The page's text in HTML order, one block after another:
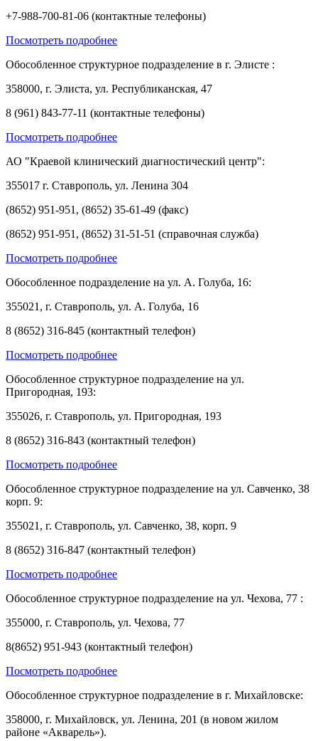
+7-988-700-81-06 (контактные телефоны)
Посмотреть подробнее
Обособленное структурное подразделение в г. Элисте :
358000, г. Элиста, ул. Республиканская, 47
8 (961) 843-77-11 (контактные телефоны)
Посмотреть подробнее
АО "Краевой клинический диагностический центр":
355017 г. Ставрополь, ул. Ленина 304
(8652) 951-951, (8652) 35-61-49 (факс)
(8652) 951-951, (8652) 31-51-51 (справочная служба)
Посмотреть подробнее
Обособленное подразделение на ул. А. Голуба, 16:
355021, г. Ставрополь, ул. А. Голуба, 16
8 (8652) 316-845 (контактный телефон)
Посмотреть подробнее
Обособленное структурное подразделение на ул.
Пригородная, 193:
355026, г. Ставрополь, ул. Пригородная, 193
8 (8652) 316-843 (контактный телефон)
Посмотреть подробнее
Обособленное структурное подразделение на ул. Савченко, 38
корп. 9:
355021, г. Ставрополь, ул. Савченко, 38, корп. 9
8 (8652) 316-847 (контактный телефон)
Посмотреть подробнее
Обособленное структурное подразделение на ул. Чехова, 77 :
355000, г. Ставрополь, ул. Чехова, 77
8(8652) 951-943 (контактный телефон)
Посмотреть подробнее
Обособленное структурное подразделение в г. Михайловске:
358000, г. Михайловск, ул. Ленина, 201 (в новом жилом
районе «Акварель»).